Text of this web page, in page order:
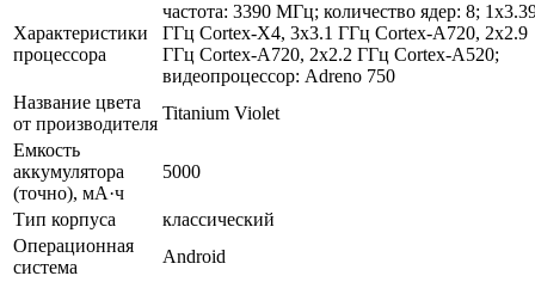
Характеристики
процессора
частота: 3390 МГц; количество ядер: 8;
ГГц Cortex-X4, 3x3.1 ГГц Cortex-A720, 2x2.9
ГГц Cortex-A720, 2x2.2 ГГц Cortex-A520;
видеопроцессор: Adreno 750
Название цвета
от производителя
Titanium Violet
Емкость
аккумулятора
(точно), мА·ч
5000
Тип корпуса
классический
Операционная
система
Android